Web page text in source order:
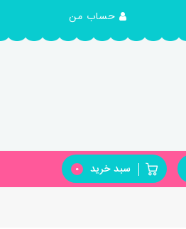
حساب من
سبد خرید 0